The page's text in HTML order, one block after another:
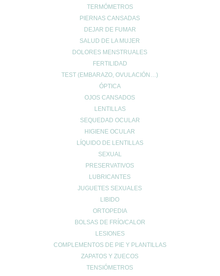
TERMÓMETROS
PIERNAS CANSADAS
DEJAR DE FUMAR
SALUD DE LA MUJER
DOLORES MENSTRUALES
FERTILIDAD
TEST (EMBARAZO, OVULACIÓN…)
ÓPTICA
OJOS CANSADOS
LENTILLAS
SEQUEDAD OCULAR
HIGIENE OCULAR
LÍQUIDO DE LENTILLAS
SEXUAL
PRESERVATIVOS
LUBRICANTES
JUGUETES SEXUALES
LIBIDO
ORTOPEDIA
BOLSAS DE FRÍO/CALOR
LESIONES
COMPLEMENTOS DE PIE Y PLANTILLAS
ZAPATOS Y ZUECOS
TENSIÓMETROS